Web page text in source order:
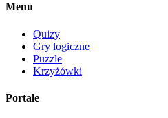
Menu
Quizy
Gry logiczne
Puzzle
Krzyżówki
Portale